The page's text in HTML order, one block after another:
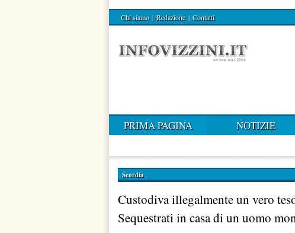
Chi siamo | Redazione | Contatti
PRIMA PAGINA NOTIZIE
Scordia
Custodiva illegalmente un vero
Sequestrati in casa di un uomo